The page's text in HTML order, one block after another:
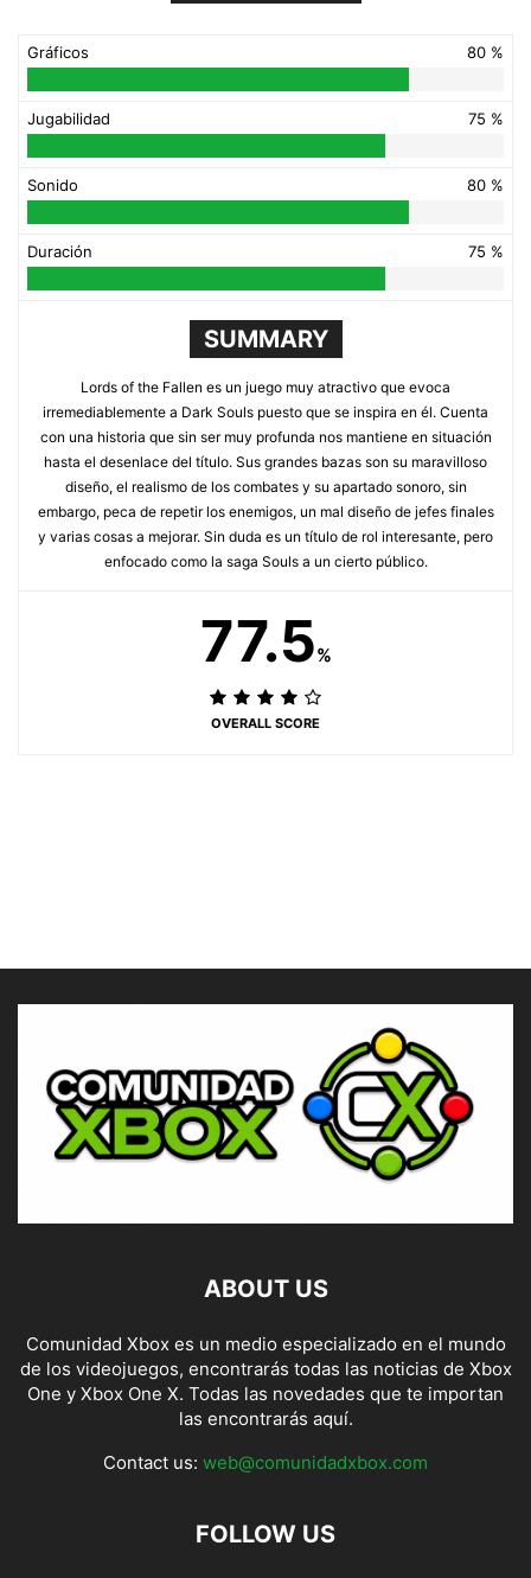
Gráficos 80 %
Jugabilidad 75 %
Sonido 80 %
Duración 75 %
SUMMARY
Lords of the Fallen es un juego muy atractivo que evoca
irremediablemente a Dark Souls puesto que se inspira en él. Cuenta
con una historia que sin ser muy profunda nos mantiene en situación
hasta el desenlace del título. Sus grandes bazas son su maravilloso
diseño, el realismo de los combates y su apartado sonoro, sin
embargo, peca de repetir los enemigos, un mal diseño de jefes finales
y varias cosas a mejorar. Sin duda es un título de rol interesante, pero
enfocado como la saga Souls a un cierto público.
77.5%
OVERALL SCORE
ABOUT US
Comunidad Xbox es un medio especializado en el mundo
de los videojuegos, encontrarás todas las noticias de Xbox
One y Xbox One X. Todas las novedades que te importan
las encontrarás aquí.
Contact us: web@comunidadxbox.com
FOLLOW US